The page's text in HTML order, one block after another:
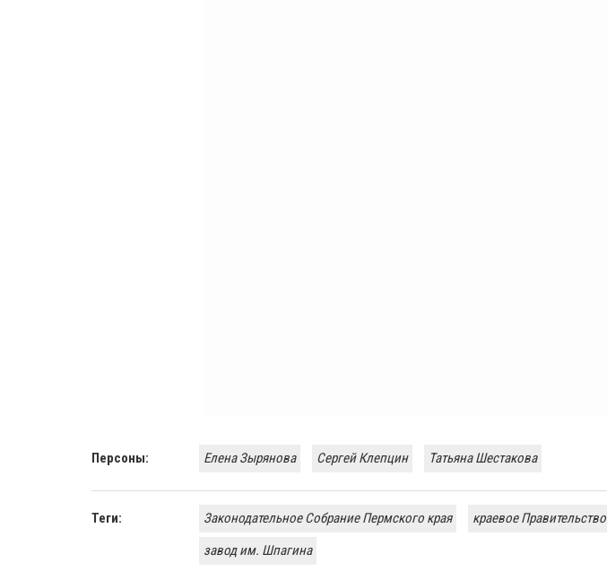
Персоны: Елена Зырянова Сергей Клепцин Татьяна Шестакова
Теги: Законодательное Собрание Пермского края краевое Правительство
завод им. Шпагина